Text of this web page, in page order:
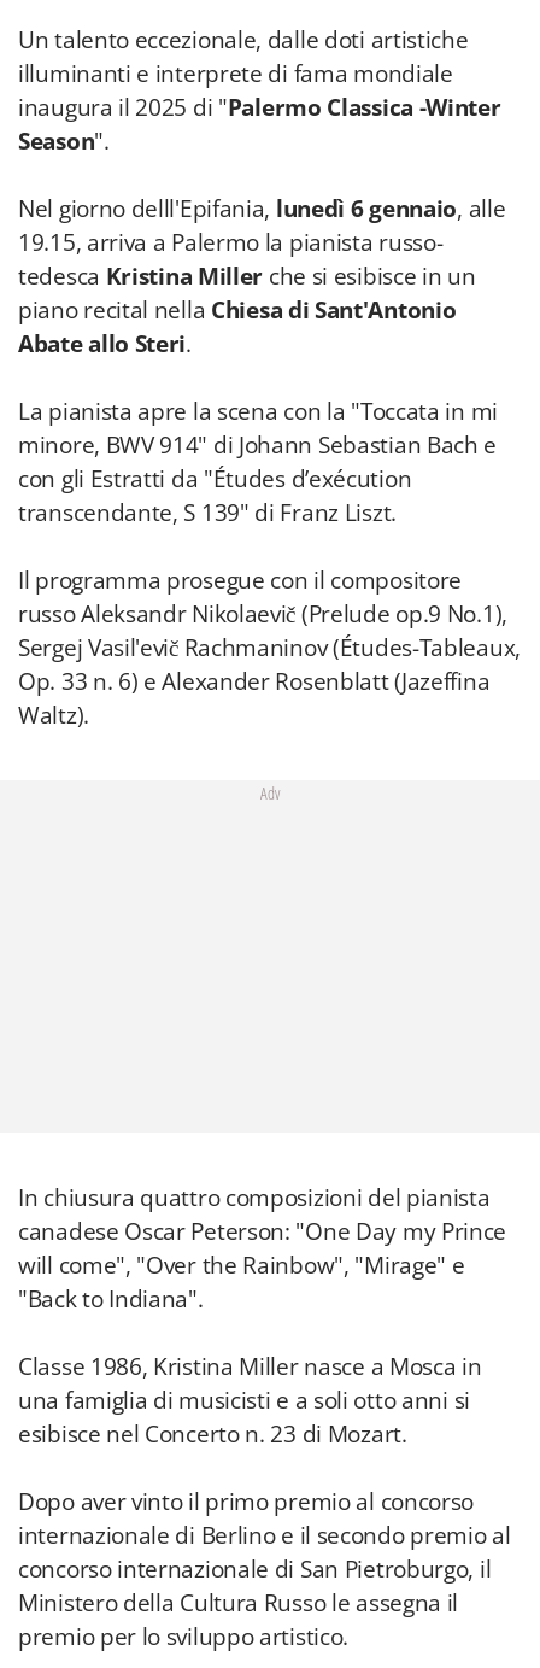
Un talento eccezionale, dalle doti artistiche
illuminanti e interprete di fama mondiale
inaugura il 2025 di "Palermo Classica -Winter
Season".
Nel giorno delll'Epifania, lunedì 6 gennaio, alle
19.15, arriva a Palermo la pianista russo-
tedesca Kristina Miller che si esibisce in un
piano recital nella Chiesa di Sant'Antonio
Abate allo Steri.
La pianista apre la scena con la "Toccata in mi
minore, BWV 914" di Johann Sebastian Bach e
con gli Estratti da "Études d’exécution
transcendante, S 139" di Franz Liszt.
Il programma prosegue con il compositore
russo Aleksandr Nikolaevič (Prelude op.9 No.1),
Sergej Vasil'evič Rachmaninov (Études-Tableaux,
Op. 33 n. 6) e Alexander Rosenblatt (Jazeffina
Waltz).
Adv
In chiusura quattro composizioni del pianista
canadese Oscar Peterson: "One Day my Prince
will come", "Over the Rainbow", "Mirage" e
"Back to Indiana".
Classe 1986, Kristina Miller nasce a Mosca in
una famiglia di musicisti e a soli otto anni si
esibisce nel Concerto n. 23 di Mozart.
Dopo aver vinto il primo premio al concorso
internazionale di Berlino e il secondo premio al
concorso internazionale di San Pietroburgo, il
Ministero della Cultura Russo le assegna il
premio per lo sviluppo artistico.